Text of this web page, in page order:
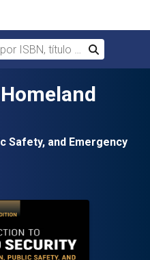
ISBN, título o autor
Buscar
Safety, and Emergency